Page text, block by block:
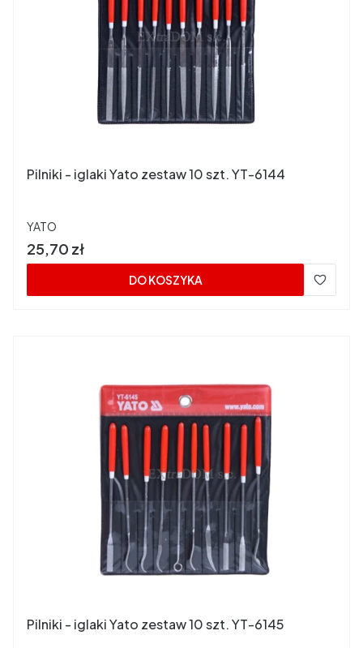
Pilniki - iglaki Yato zestaw 10 szt. YT-6144
PRODUCENT
YATO
Cena
25,70 zł
DO KOSZYKA
Pilniki - iglaki Yato zestaw 10 szt. YT-6145